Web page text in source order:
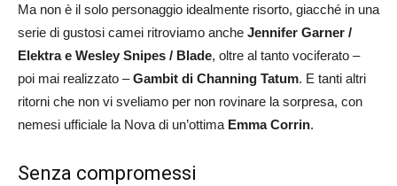
Ma non è il solo personaggio idealmente risorto, giacché in una
serie di gustosi camei ritroviamo anche Jennifer Garner /
Elektra e Wesley Snipes / Blade, oltre al tanto vociferato –
poi mai realizzato –Gambit di Channing Tatum. E tanti altri
ritorni che non vi sveliamo per non rovinare la sorpresa, con
nemesi ufficiale la Nova di un’ottima Emma Corrin.
Senza compromessi